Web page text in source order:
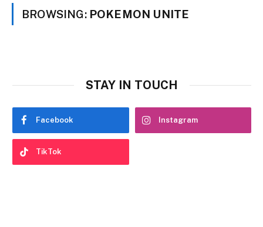
BROWSING: POKEMON UNITE
STAY IN TOUCH
Facebook Instagram
TikTok